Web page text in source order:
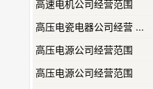
高速电机公司经营范围
高压电瓷电器公司经营 ...
高压电源公司经营范围
高压电源公司经营范围